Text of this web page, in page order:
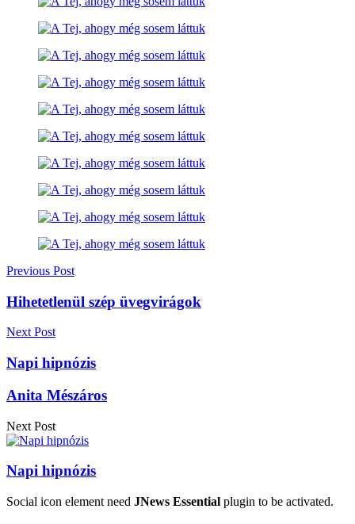
Previous Post
Hihetetlenül szép üvegvirágok
Next Post
Napi hipnózis
Anita Mészáros
Next Post
Napi hipnózis
Social icon element need JNews Essential plugin to be activated.